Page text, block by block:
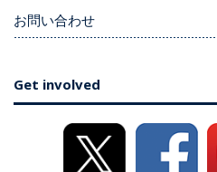
お問い合わせ
Get involved